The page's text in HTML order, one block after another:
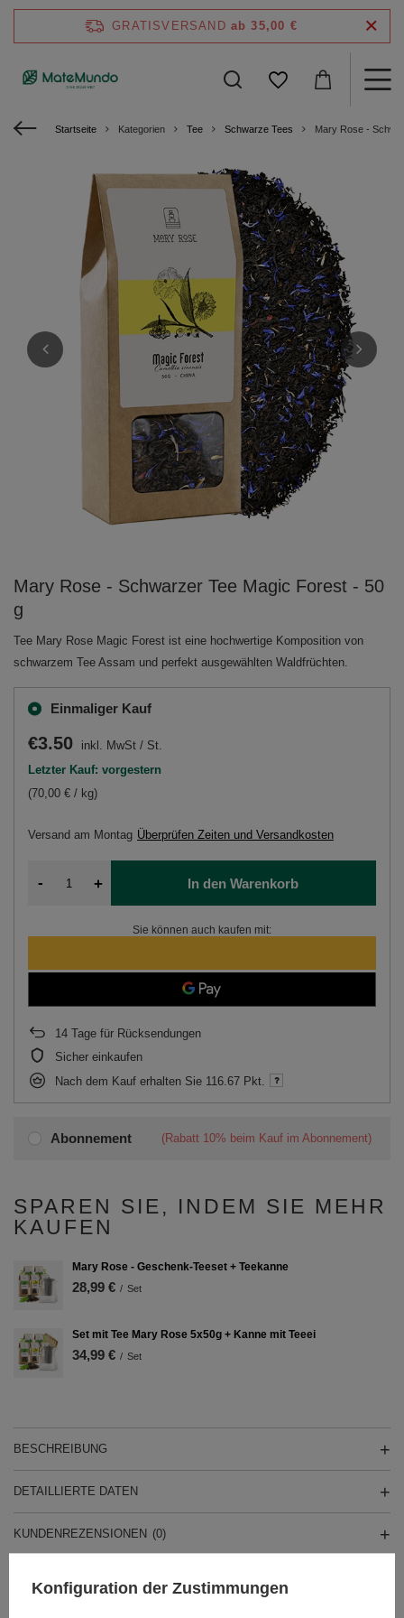
GRATISVERSAND ab 35,00 €
Startseite Kategorien Tee Schwarze Tees Mary Rose -
Mary Rose - Schwarzer Tee Magic Forest - 50
g
Tee Mary Rose Magic Forest ist eine hochwertige Komposition von
schwarzem Tee Assam und perfekt ausgewählten Waldfrüchten.
Einmaliger Kauf
Abonnement (Rabatt 10% beim Kauf im Abonnement)
Versand am Montag Überprüfen Zeiten und Versandkosten
€3.50 inkl. MwSt / St.
Letzter Kauf: vorgestern
(70,00 € / kg)
- + In den Warenkorb
Sie können auch kaufen mit:
14 Tage für Rücksendungen
Sicher einkaufen
Nach dem Kauf erhalten Sie 116.67 Pkt.
SPAREN SIE, INDEM SIE MEHR
KAUFEN
Mary Rose - Geschenk-Teeset + Teekanne
28,99 € / Set
Set mit Tee Mary Rose 5x50g + Kanne mit Teeei
34,99 € / Set
BESCHREIBUNG
DETAILLIERTE DATEN
KUNDENREZENSIONEN (0)
Konfiguration der Zustimmungen